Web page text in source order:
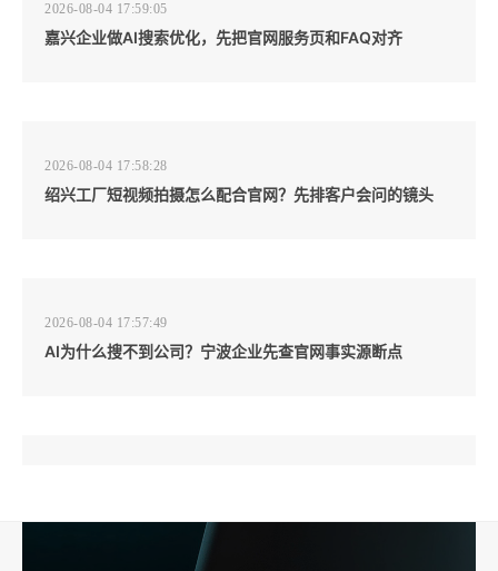
2026-08-04 17:59:05
嘉兴企业做AI搜索优化，先把官网服务页和FAQ对齐
2026-08-04 17:58:28
绍兴工厂短视频拍摄怎么配合官网？先排客户会问的镜头
2026-08-04 17:57:49
AI为什么搜不到公司？宁波企业先查官网事实源断点